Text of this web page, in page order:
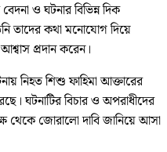
ও ঘটনার বিভিন্ন দিক
তাদের কথা মনোযোগ দিয়ে
আশ্বাস প্রদান করেন।
নিহত শিশু ফাহিমা আক্তারের
ঘটনাটির বিচার ও অপরাধীদের
থেকে জোরালো দাবি জানিয়ে আসা